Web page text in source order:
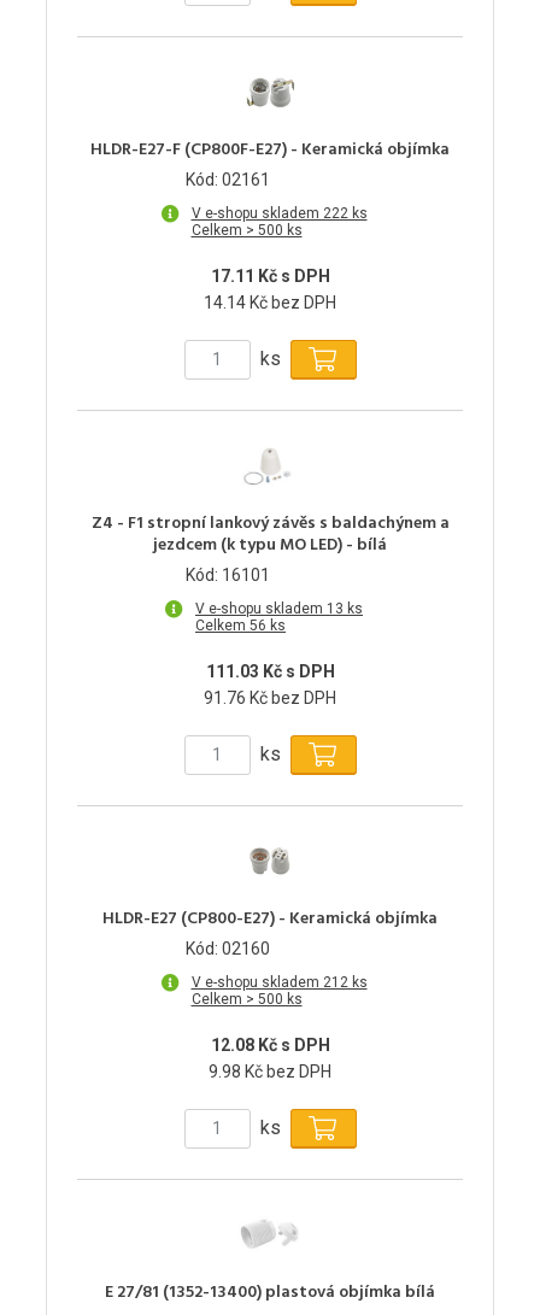
HLDR-E27-F (CP800F-E27) - Keramická objímka
Kód: 02161
V e-shopu skladem 222 ks
Celkem > 500 ks
17.11 Kč s DPH
14.14 Kč bez DPH
ks
Z4 - F1 stropní lankový závěs s baldachýnem a
jezdcem (k typu MO LED) - bílá
Kód: 16101
V e-shopu skladem 13 ks
Celkem 56 ks
111.03 Kč s DPH
91.76 Kč bez DPH
ks
HLDR-E27 (CP800-E27) - Keramická objímka
Kód: 02160
V e-shopu skladem 212 ks
Celkem > 500 ks
12.08 Kč s DPH
9.98 Kč bez DPH
ks
E 27/81 (1352-13400) plastová objímka bílá